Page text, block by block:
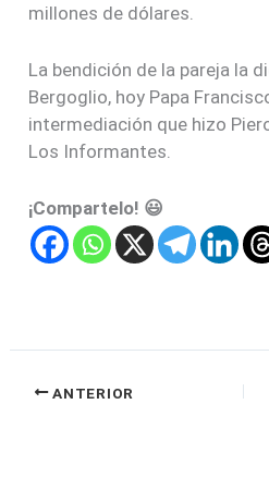
millones de dólares.
La bendición de la pareja la
Bergoglio, hoy Papa
intermediación que hizo
Los Informantes.
¡Compartelo! 😃
ANTERIOR